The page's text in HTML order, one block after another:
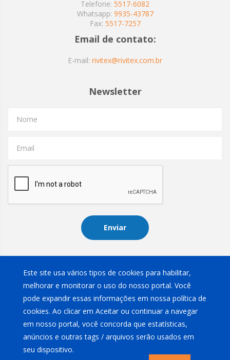
Este site usa vários tipos de cookies para habilitar,
melhorar e monitorar o uso do nosso portal. Você
pode expandir essas informações em nossa política de
cookies. Ao clicar em Aceitar ou continuar a navegar
em nosso portal, você concorda que estatísticas,
anúncios e outras tags / arquivos serão usados em
seu dispositivo.
Telefone: 5517-6082
Whatsapp: 9935-43787
Fax: 5517-7257
Email de contato:
E-mail: rivitex@rivitex.com.br
Newsletter
Nome
Email
Enviar
Rivitex Com. Imp. e Exp. Ltda2026 .Política de privacidade